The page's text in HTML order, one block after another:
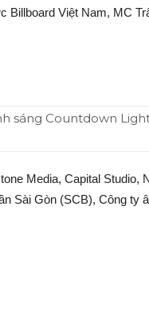
Việt Nam, MC
Media, Capital Studio,
Sài Gòn (SCB), Công ty